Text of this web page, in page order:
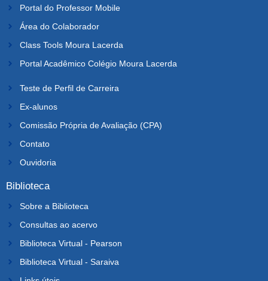
Portal do Professor Mobile
Área do Colaborador
Class Tools Moura Lacerda
Portal Acadêmico Colégio Moura Lacerda
Teste de Perfil de Carreira
Ex-alunos
Comissão Própria de Avaliação (CPA)
Contato
Ouvidoria
Biblioteca
Sobre a Biblioteca
Consultas ao acervo
Biblioteca Virtual - Pearson
Biblioteca Virtual - Saraiva